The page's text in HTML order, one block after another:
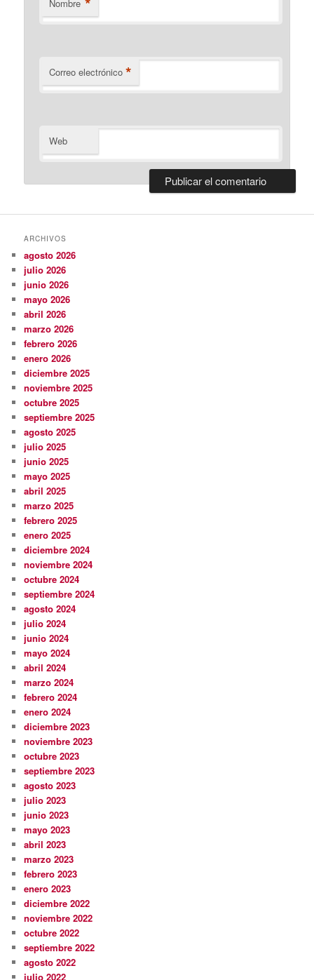
Nombre
Correo electrónico *
Web
ARCHIVOS
agosto 2026
julio 2026
junio 2026
mayo 2026
abril 2026
marzo 2026
febrero 2026
enero 2026
diciembre 2025
noviembre 2025
octubre 2025
septiembre 2025
agosto 2025
julio 2025
junio 2025
mayo 2025
abril 2025
marzo 2025
febrero 2025
enero 2025
diciembre 2024
noviembre 2024
octubre 2024
septiembre 2024
agosto 2024
julio 2024
junio 2024
mayo 2024
abril 2024
marzo 2024
febrero 2024
enero 2024
diciembre 2023
noviembre 2023
octubre 2023
septiembre 2023
agosto 2023
julio 2023
junio 2023
mayo 2023
abril 2023
marzo 2023
febrero 2023
enero 2023
diciembre 2022
noviembre 2022
octubre 2022
septiembre 2022
agosto 2022
julio 2022